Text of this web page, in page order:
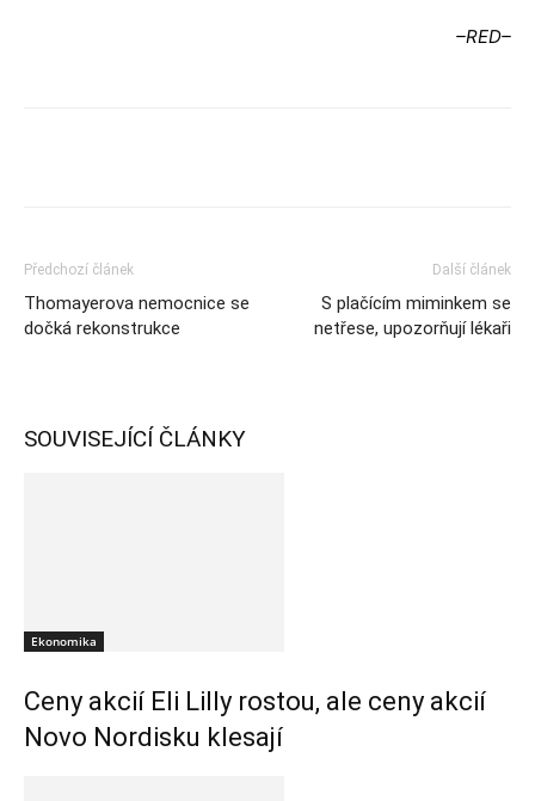
–RED–
Předchozí článek
Thomayerova nemocnice se
dočká rekonstrukce
Další článek
S plačícím miminkem se
netřese, upozorňují lékaři
SOUVISEJÍCÍ ČLÁNKY
Ekonomika
Ceny akcií Eli Lilly rostou, ale ceny akcií
Novo Nordisku klesají